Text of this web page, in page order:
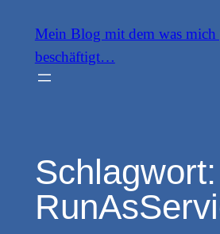
Inhalt
springen
Mein Blog mit dem was mich
beschäftigt…
Schlagwort: